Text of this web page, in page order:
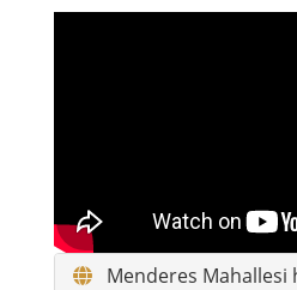
Menderes Mahallesi